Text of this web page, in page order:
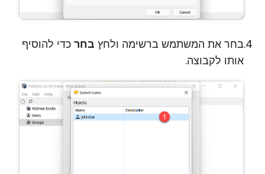
בחר את המשתמש ברשימה ולחץ בחר כדי להוסיף
אותו לקבוצה.